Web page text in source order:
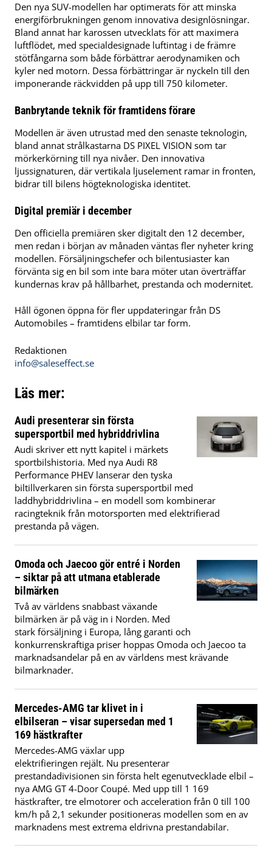
Den nya SUV-modellen har optimerats för att minska
energiförbrukningen genom innovativa designlösningar.
Bland annat har karossen utvecklats för att maximera
luftflödet, med specialdesignade luftintag i de främre
stötfångarna som både förbättrar aerodynamiken och
kyler ned motorn. Dessa förbättringar är nyckeln till den
imponerande räckvidden på upp till 750 kilometer.
Banbrytande teknik för framtidens förare
Modellen är även utrustad med den senaste teknologin,
bland annat strålkastarna DS PIXEL VISION som tar
mörkerkörning till nya nivåer. Den innovativa
ljussignaturen, där vertikala ljuselement ramar in fronten,
bidrar till bilens högteknologiska identitet.
Digital premiär i december
Den officiella premiären sker digitalt den 12 december,
men redan i början av månaden väntas fler nyheter kring
modellen. Försäljningschefer och bilentusiaster kan
förvänta sig en bil som inte bara möter utan överträffar
kundernas krav på hållbarhet, prestanda och modernitet.
Håll ögonen öppna för fler uppdateringar från DS
Automobiles – framtidens elbilar tar form.
Redaktionen
info@saleseffect.se
Läs mer:
Audi presenterar sin första
supersportbil med hybriddrivlina
Audi skriver ett nytt kapitel i märkets
sportbilshistoria. Med nya Audi R8
Performance PHEV lanserar den tyska
biltillverkaren sin första supersportbil med
laddhybriddrivlina – en modell som kombinerar
racingteknik från motorsporten med elektrifierad
prestanda på vägen.
Omoda och Jaecoo gör entré i Norden
– siktar på att utmana etablerade
bilmärken
Två av världens snabbast växande
bilmärken är på väg in i Norden. Med
stark försäljning i Europa, lång garanti och
konkurrenskraftiga priser hoppas Omoda och Jaecoo ta
marknadsandelar på en av världens mest krävande
bilmarknader.
Mercedes-AMG tar klivet in i
elbilseran – visar supersedan med 1
169 hästkrafter
Mercedes-AMG växlar upp
elektrifieringen rejält. Nu presenterar
prestandadivisionen sin första helt egenutvecklade elbil –
nya AMG GT 4-Door Coupé. Med upp till 1 169
hästkrafter, tre elmotorer och acceleration från 0 till 100
km/h på 2,1 sekunder positioneras modellen som en av
marknadens mest extrema eldrivna prestandabilar.